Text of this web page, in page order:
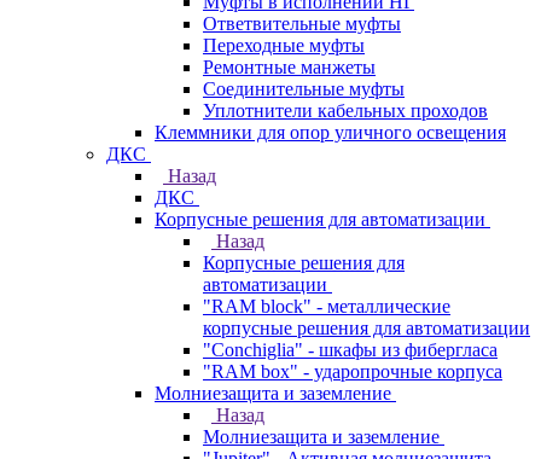
Ответвительные муфты
Переходные муфты
Ремонтные манжеты
Соединительные муфты
Уплотнители кабельных проходов
Клеммники для опор уличного освещения
ДКС
Назад
ДКС
Корпусные решения для автоматизации
Назад
Корпусные решения для
автоматизации
"RAM block" - металлические
корпусные решения для автоматизации
"Conchiglia" - шкафы из фибергласа
"RAM box" - ударопрочные корпуса
Молниезащита и заземление
Назад
Молниезащита и заземление